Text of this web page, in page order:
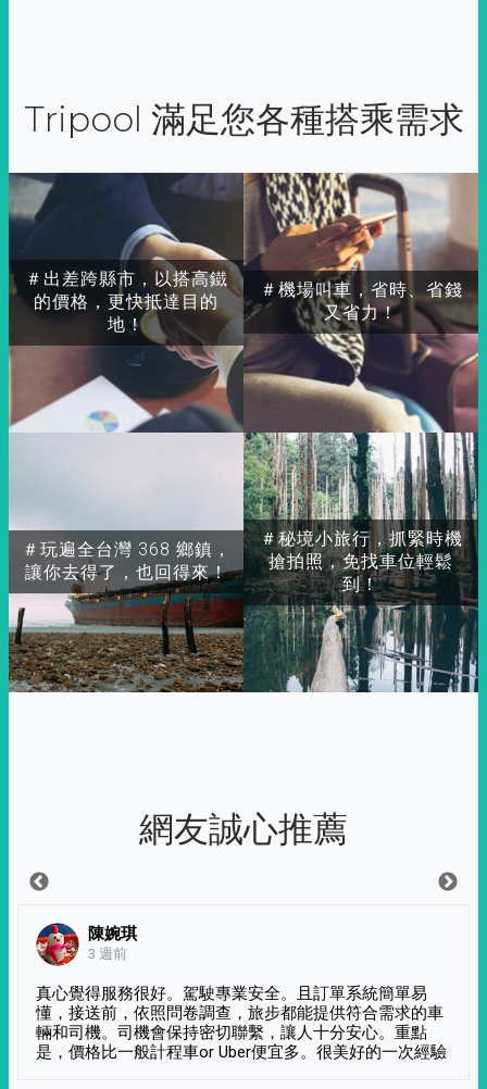
Tripool 滿足您各種搭乘需求
＃出差跨縣市，以搭高鐵
的價格，更快抵達目的
地！
＃玩遍全台灣 368 鄉鎮，
讓你去得了，也回得來！
＃秘境小旅行，抓緊時機
搶拍照，免找車位輕鬆
到！
＃機場叫車，省時、省錢
又省力！
網友誠心推薦
陳婉琪
3 週前
真心覺得服務很好。駕駛專業安全。且訂單系統簡單易
懂，接送前，依照問卷調查，旅步都能提供符合需求的車
輛和司機。司機會保持密切聯繫，讓人十分安心。重點
是，價格比一般計程車or Uber便宜多。很美好的一次經驗